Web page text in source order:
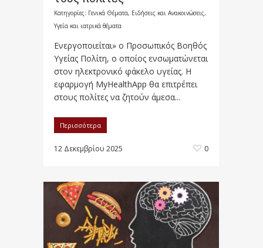
Κατηγορίες: Γενικά Θέματα, Ειδήσεις και Ανακοινώσεις,
Υγεία και ιατρικά θέματα
Ενεργοποιείται» ο Προσωπικός Βοηθός
Υγείας Πολίτη, ο οποίος ενσωματώνεται
στον ηλεκτρονικό φάκελο υγείας. Η
εφαρμογή MyHealthApp θα επιτρέπει
στους πολίτες να ζητούν άμεσα...
Περισσότερα
12 Δεκεμβρίου 2025 0